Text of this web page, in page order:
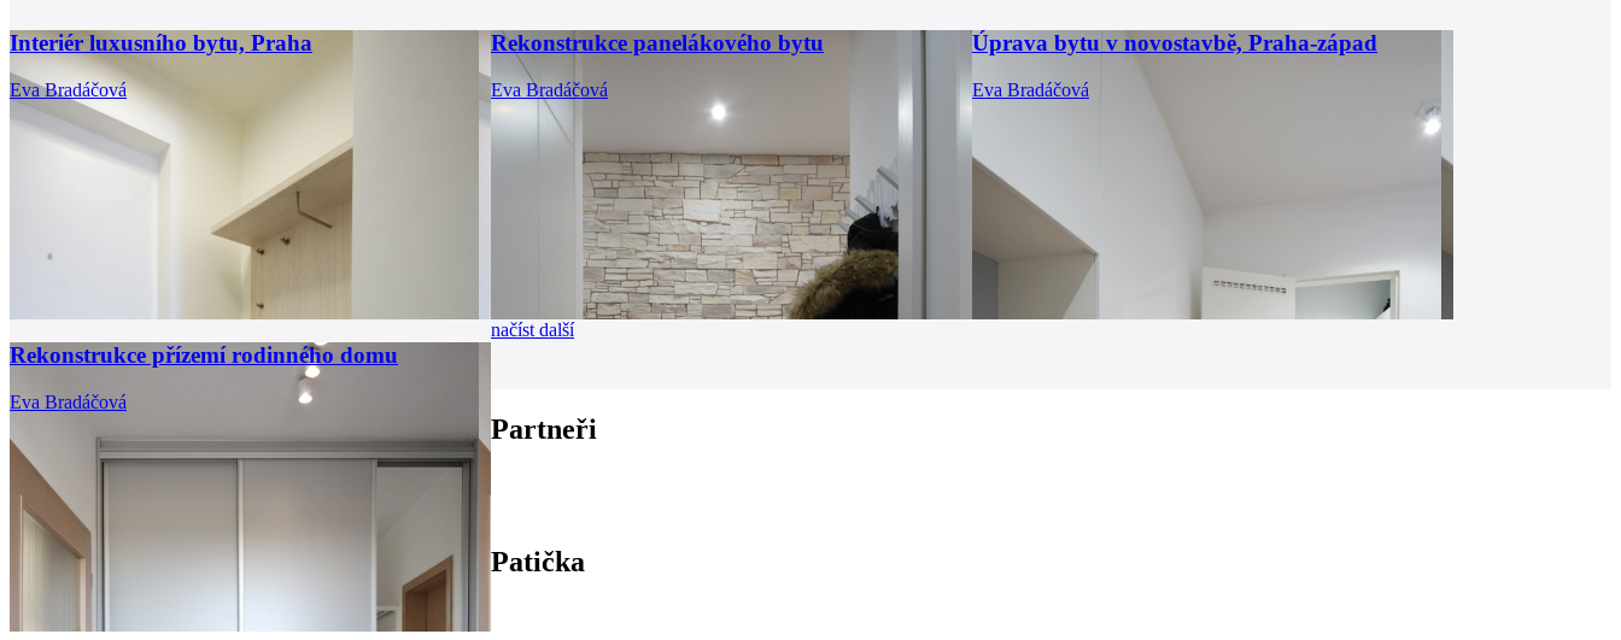
Interiér luxusního bytu, Praha
Eva Bradáčová
Rekonstrukce panelákového bytu
Eva Bradáčová
Úprava bytu v novostavbě, Praha-západ
Eva Bradáčová
Rekonstrukce přízemí rodinného domu
Eva Bradáčová
načíst další
Partneři
Patička